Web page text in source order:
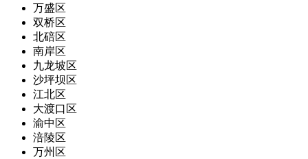
万盛区
双桥区
北碚区
南岸区
九龙坡区
沙坪坝区
江北区
大渡口区
渝中区
涪陵区
万州区